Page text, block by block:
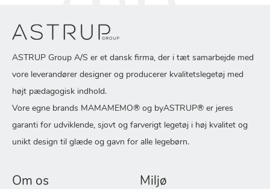
ASTRUP Group A/S er et dansk firma, der i tæt samarbejde med
vore leverandører designer og producerer kvalitetslegetøj med
højt pædagogisk indhold.
Vore egne brands MAMAMEMO® og byASTRUP® er jeres
garanti for udviklende, sjovt og farverigt legetøj i høj kvalitet og
unikt design til glæde og gavn for alle legebørn.
Om os Miljø